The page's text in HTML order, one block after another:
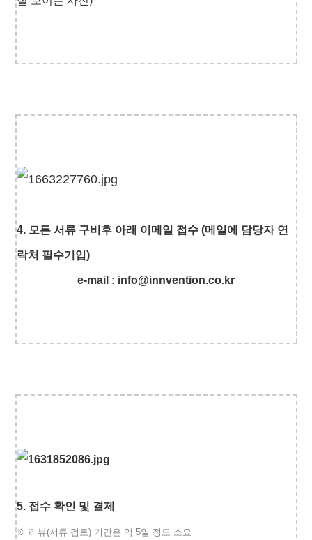
4. 모든 서류 구비후 아래 이메일 접수 (메일에 담당자 연
락처 필수기입)
e-mail : info@innvention.co.kr
5. 접수 확인 및 결제
※ 리뷰(서류 검토) 기간은 약 5일 정도 소요